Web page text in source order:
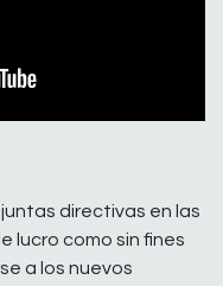
directivas en las
lucro como sin fines
a los nuevos